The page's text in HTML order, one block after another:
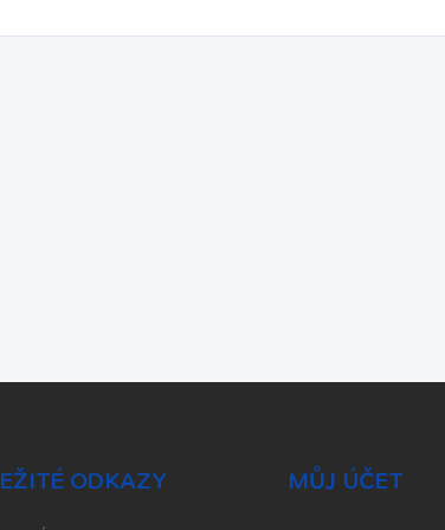
ODKAZY MŮJ ÚČET